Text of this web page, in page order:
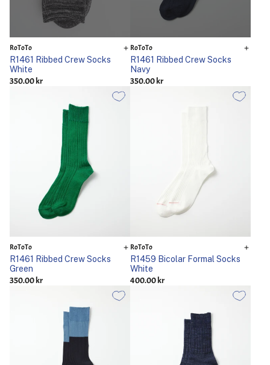
RoToTo
R1461 Ribbed Crew Socks
White
350.00 kr
RoToTo
R1461 Ribbed Crew Socks
Navy
350.00 kr
RoToTo
R1461 Ribbed Crew Socks
Green
350.00 kr
RoToTo
R1459 Bicolar Formal Socks
White
400.00 kr